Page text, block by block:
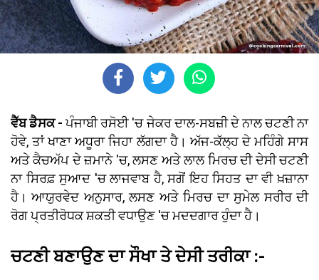
ਵੈੱਬ ਡੈਸਕ -ਪੰਜਾਬੀ ਰਸੋਈ 'ਚ ਜੇਕਰ ਦਾਲ-ਸਬਜ਼ੀ ਦੇ ਨਾਲ ਚਟਣੀ ਨਾ
ਹੋਵੇ, ਤਾਂ ਖਾਣਾ ਅਧੂਰਾ ਜਿਹਾ ਲੱਗਦਾ ਹੈ। ਅੱਜ-ਕੱਲ੍ਹ ਦੇ ਮਹਿੰਗੇ ਸਾਸ
ਅਤੇ ਕੈਚਅੱਪ ਦੇ ਜ਼ਮਾਨੇ 'ਚ, ਲਸਣ ਅਤੇ ਲਾਲ ਮਿਰਚ ਦੀ ਦੇਸੀ ਚਟਣੀ
ਨਾ ਸਿਰਫ਼ ਸੁਆਦ 'ਚ ਲਾਜਵਾਬ ਹੈ, ਸਗੋਂ ਇਹ ਸਿਹਤ ਦਾ ਵੀ ਖ਼ਜ਼ਾਨਾ
ਹੈ। ਆਯੁਰਵੇਦ ਅਨੁਸਾਰ, ਲਸਣ ਅਤੇ ਮਿਰਚ ਦਾ ਸੁਮੇਲ ਸਰੀਰ ਦੀ
ਰੋਗ ਪ੍ਰਤੀਰੋਧਕ ਸ਼ਕਤੀ ਵਧਾਉਣ 'ਚ ਮਦਦਗਾਰ ਹੁੰਦਾ ਹੈ।
ਚਟਣੀ ਬਣਾਉਣ ਦਾ ਸੌਖਾ ਤੇ ਦੇਸੀ ਤਰੀਕਾ :-